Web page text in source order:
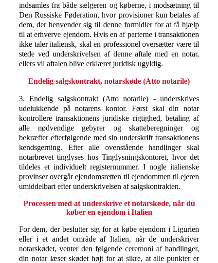
indsamles fra både sælgeren og køberne, i modsætning til
Den Russiske Føderation, hvor provisioner kun betales af
dem, der henvender sig til denne formidler for at få hjælp
til at erhverve ejendom. Hvis en af parterne i transaktionen
ikke taler italiensk, skal en professionel oversætter være til
stede ved underskrivelsen af denne aftale med en notar,
ellers vil aftalen blive erklæret juridisk ugyldig.
Endelig salgskontrakt, notarskøde (Atto notarile)
3. Endelig salgskontrakt (Atto notarile) - underskrives
udelukkende på notarens kontor. Først skal din notar
kontrollere transaktionens juridiske rigtighed, betaling af
alle nødvendige gebyrer og skatteberegninger og
bekræfter efterfølgende med sin underskrift transaktionens
kendsgerning. Efter alle ovenstående handlinger skal
notarbrevet tinglyses hos Tinglysningskontoret, hvor det
tildeles et individuelt registernummer. I nogle italienske
provinser overgår ejendomsretten til ejendommen til ejeren
umiddelbart efter underskrivelsen af salgskontrakten.
Processen med at underskrive et notarskøde, når du
køber en ejendom i Italien
For dem, der beslutter sig for at købe ejendom i Ligurien
eller i et andet område af Italien, når de underskriver
notarskødet, venter den følgende ceremoni af handlinger,
din notar læser skødet højt for at sikre, at alle punkter er